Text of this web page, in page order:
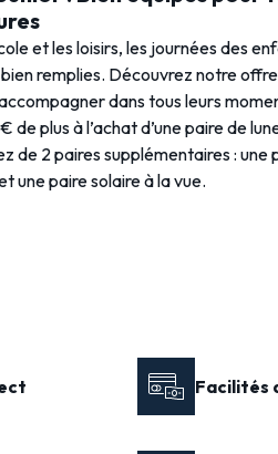
et les loisirs, les journées des
remplies. Découvrez notre
dans tous leurs
de plus à l’achat d’une paire de
de 2 paires supplémentaires : une
une paire solaire à la vue.
Facilités